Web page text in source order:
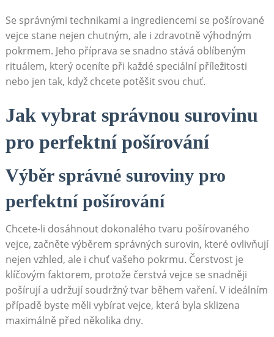
Se správnými technikami a ingrediencemi se pošírované
vejce stane nejen chutným, ale i zdravotně výhodným
pokrmem. Jeho příprava se snadno stává oblíbeným
rituálem, který oceníte při každé speciální příležitosti
nebo jen tak, když chcete potěšit svou chuť.
Jak vybrat správnou surovinu
pro perfektní pošírování
Výběr správné suroviny pro
perfektní pošírování
Chcete-li dosáhnout dokonalého tvaru pošírovaného
vejce, začněte výběrem správných surovin, které ovlivňují
nejen vzhled, ale i chuť vašeho pokrmu. Čerstvost je
klíčovým faktorem, protože čerstvá vejce se snadněji
pošírují a udržují soudržný tvar během vaření. V ideálním
případě byste měli vybírat vejce, která byla sklizena
maximálně před několika dny.